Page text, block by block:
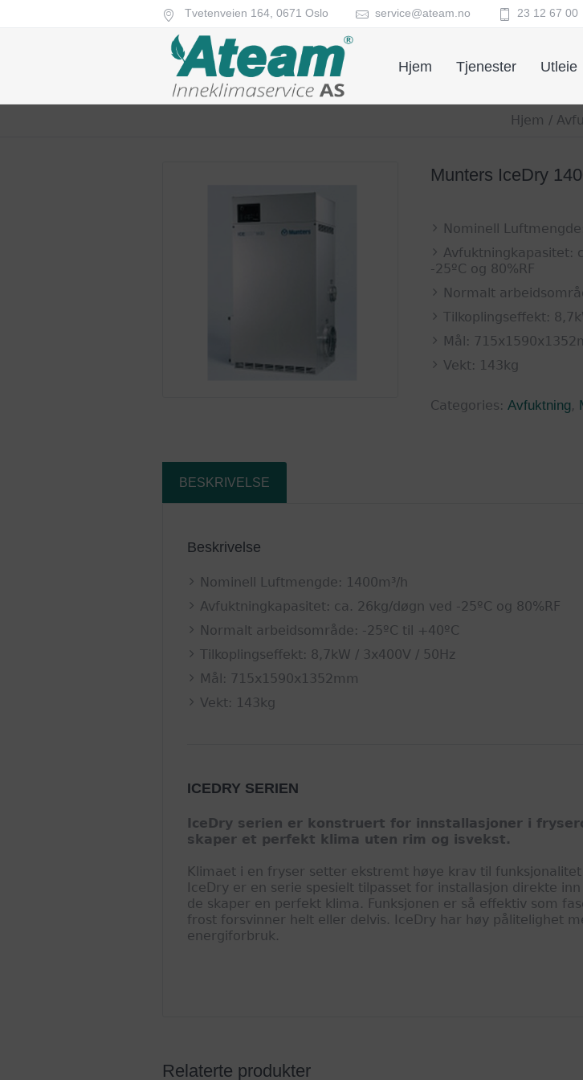
Tvetenveien 164, 0671 Oslo service@ateam.no 23 12 67 00
Hjem Tjenester Utleie
Hjem /
Munters IceDry
Nominell
Avfuktningkapasitet:
-25ºC og 80%RF
Normalt
Tilkoplingseffekt:
Mål:
Vekt: 143kg
Categories: Avfuktning,
BESKRIVELSE
Beskrivelse
Nominell Luftmengde: 1400m³/h
Avfuktningkapasitet: ca. 26kg/døgn ved -25ºC og 80%RF
Normalt arbeidsområde: -25ºC til +40ºC
Tilkoplingseffekt: 8,7kW / 3x400V / 50Hz
Mål: 715x1590x1352mm
Vekt: 143kg
ICEDRY SERIEN
IceDry serien er konstruert for innstallasjoner i
skaper et perfekt klima uten rim og isvekst.
Klimaet i en fryser setter ekstremt høye krav til funksjonalitet
IceDry er en serie spesielt tilpasset for installasjon direkte
de skaper en perfekt klima. Funksjonen er så effektiv som
frost forsvinner helt eller delvis. IceDry har høy pålitelighet
energiforbruk.
Relaterte produkter